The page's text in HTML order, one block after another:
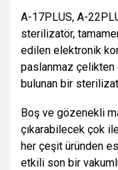
A-17PLUS, A-
sterilizatör,
edilen elektronik
paslanmaz
bulunan bir
Boş ve gözenekli
çıkarabilecek çok
her çeşit üründen
etkili son bir